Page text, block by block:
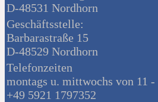
D-48531 Nordhorn
Geschäftsstelle:
Barbarastraße 15
D-48529 Nordhorn
Telefonzeiten
montags u. mittwochs von 11
+49 5921 1797352